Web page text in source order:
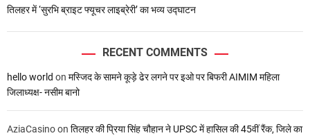
तिलहर में ‘सुरभि ब्राइट फ्यूचर लाइब्रेरी’ का भव्य उद्घाटन
RECENT COMMENTS
hello world on मस्जिद के सामने कूड़े ढेर लगने पर इओ पर बिफरी AIMIM महिला
जिलाध्यक्ष- नसीम बानो
AziaCasinoon तिलहर की प्रिया सिंह चौहान ने UPSC में हासिल की 45वीं रैंक, जिले का